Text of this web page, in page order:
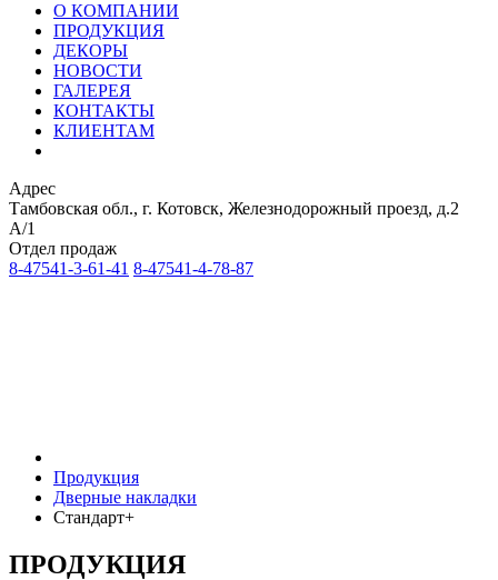
О КОМПАНИИ
ПРОДУКЦИЯ
ДЕКОРЫ
НОВОСТИ
ГАЛЕРЕЯ
КОНТАКТЫ
КЛИЕНТАМ
Адрес
Тамбовская обл., г. Котовск, Железнодорожный проезд, д.2
А/1
Отдел продаж
8-47541-3-61-41 8-47541-4-78-87
Продукция
Дверные накладки
Стандарт+
ПРОДУКЦИЯ